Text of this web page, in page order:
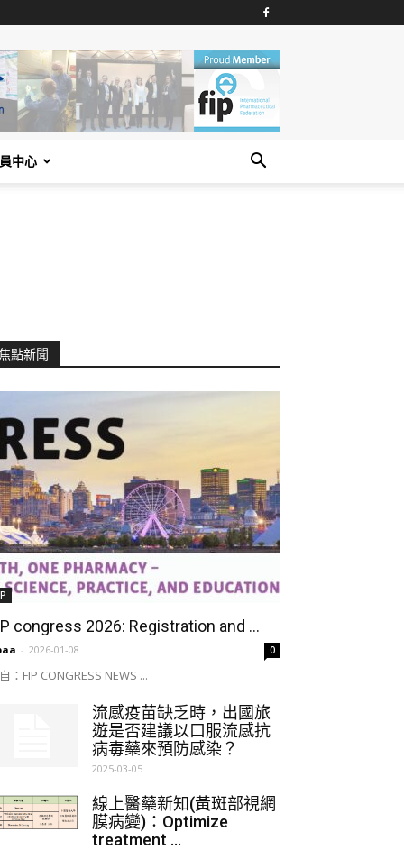
中心
點新聞
congress 2026: Registration and ...
- 2026-01-08 0
：FIP CONGRESS NEWS ...
流感疫苗缺乏時，出國旅
遊是否建議以口服流感抗
病毒藥來預防感染？
2025-03-05
線上醫藥新知(黃斑部視網
膜病變)：Optimize
treatment ...